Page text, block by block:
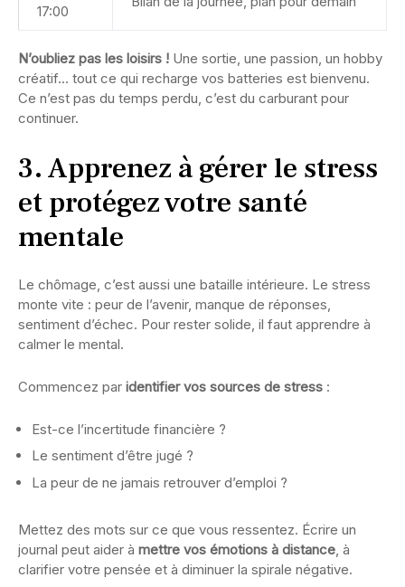
17:00
N’oubliez pas les loisirs ! Une sortie, une passion, un hobby
créatif… tout ce qui recharge vos batteries est bienvenu.
Ce n’est pas du temps perdu, c’est du carburant pour
continuer.
3. Apprenez à gérer le stress
et protégez votre santé
mentale
Le chômage, c’est aussi une bataille intérieure. Le stress
monte vite : peur de l’avenir, manque de réponses,
sentiment d’échec. Pour rester solide, il faut apprendre à
calmer le mental.
Commencez par identifier vos sources de stress :
Est-ce l’incertitude financière ?
Le sentiment d’être jugé ?
La peur de ne jamais retrouver d’emploi ?
Mettez des mots sur ce que vous ressentez. Écrire un
journal peut aider à mettre vos émotions à distance , à
clarifier votre pensée et à diminuer la spirale négative.